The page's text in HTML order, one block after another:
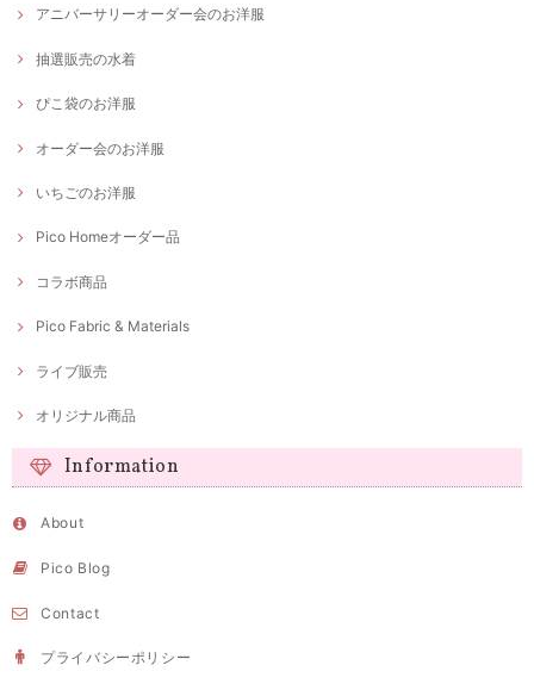
アニバーサリーオーダー会のお洋服
抽選販売の水着
ぴこ袋のお洋服
オーダー会のお洋服
いちごのお洋服
Pico Homeオーダー品
コラボ商品
Pico Fabric & Materials
ライブ販売
オリジナル商品
Information
About
Pico Blog
Contact
プライバシーポリシー